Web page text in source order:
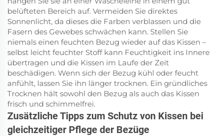
belüfteten Bereich auf. Vermeiden Sie direktes
Sonnenlicht, da dieses die Farben verblassen und die
Fasern des Gewebes schwächen kann. Stellen Sie
niemals einen feuchten Bezug wieder auf das Kissen –
selbst leicht feuchter Stoff kann Feuchtigkeit ins Innere
übertragen und die Kissen im Laufe der Zeit
beschädigen. Wenn sich der Bezug kühl oder feucht
anfühlt, lassen Sie ihn länger trocknen. Ein gründliches
Trocknen hält sowohl den Bezug als auch das Kissen
frisch und schimmelfrei.
Zusätzliche Tipps zum Schutz von Kissen bei
gleichzeitiger Pflege der Bezüge